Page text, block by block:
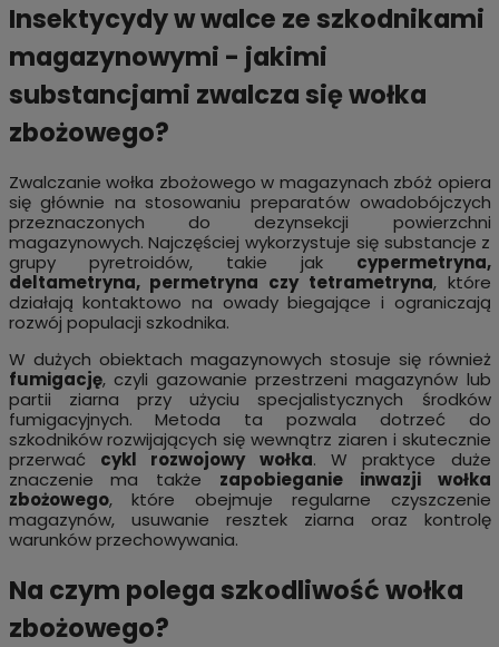
Insektycydy w walce ze szkodnikami
magazynowymi - jakimi
substancjami zwalcza się wołka
zbożowego?
Zwalczanie wołka zbożowego w magazynach zbóż opiera
się głównie na stosowaniu preparatów owadobójczych
przeznaczonych do dezynsekcji powierzchni
magazynowych. Najczęściej wykorzystuje się substancje z
grupy pyretroidów, takie jak cypermetryna,
deltametryna, permetryna czy tetrametryna, które
działają kontaktowo na owady biegające i ograniczają
rozwój populacji szkodnika.
W dużych obiektach magazynowych stosuje się również
fumigację, czyli gazowanie przestrzeni magazynów lub
partii ziarna przy użyciu specjalistycznych środków
fumigacyjnych. Metoda ta pozwala dotrzeć do
szkodników rozwijających się wewnątrz ziaren i skutecznie
przerwać cykl rozwojowy wołka. W praktyce duże
znaczenie ma także zapobieganie inwazji wołka
zbożowego, które obejmuje regularne czyszczenie
magazynów, usuwanie resztek ziarna oraz kontrolę
warunków przechowywania.
Na czym polega szkodliwość wołka
zbożowego?